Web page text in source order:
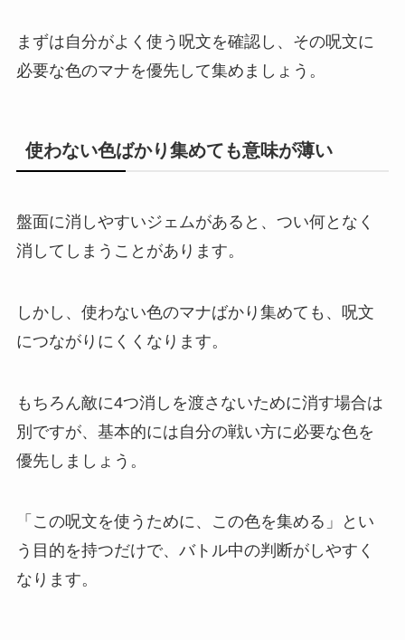
まずは自分がよく使う呪文を確認し、その呪文に
必要な色のマナを優先して集めましょう。
使わない色ばかり集めても意味が薄い
盤面に消しやすいジェムがあると、つい何となく
消してしまうことがあります。
しかし、使わない色のマナばかり集めても、呪文
につながりにくくなります。
もちろん敵に4つ消しを渡さないために消す場合は
別ですが、基本的には自分の戦い方に必要な色を
優先しましょう。
「この呪文を使うために、この色を集める」とい
う目的を持つだけで、バトル中の判断がしやすく
なります。